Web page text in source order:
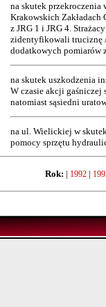
na skutek
Krakowskich Zakładach
z JRG 1 i JRG 4.
zidentyfikowali truciznę
dodatkowych pomiarów
na skutek uszkodzenia
W czasie akcji gaśniczej
natomiast sąsiedni
na ul. Wielickiej w
pomocy sprzętu
Rok: | 1992 |